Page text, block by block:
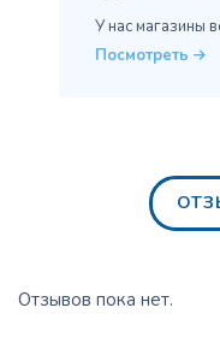
У нас магазины
Посмотреть
Отзывов пока нет.